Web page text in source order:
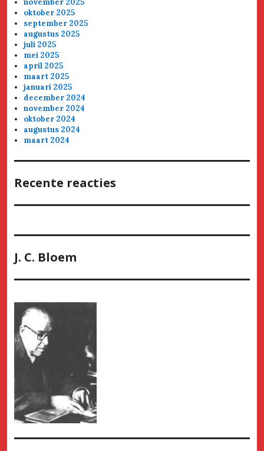
oktober 2025
september 2025
augustus 2025
juli 2025
mei 2025
april 2025
maart 2025
januari 2025
december 2024
november 2024
oktober 2024
augustus 2024
maart 2024
Recente reacties
J. C. Bloem